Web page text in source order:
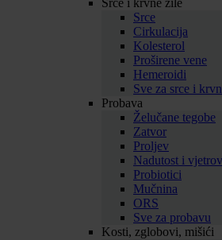
Srce i krvne žile
Srce
Cirkulacija
Kolesterol
Proširene vene
Hemeroidi
Sve za srce i
Probava
Želučane tegobe
Zatvor
Proljev
Nadutost i
Probiotici
Mučnina
ORS
Sve za probavu
Kosti, zglobovi, mišići